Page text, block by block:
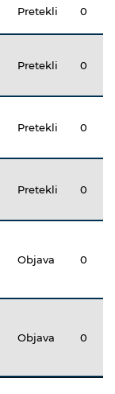
Pretekli 0
Pretekli 0
Pretekli 0
Pretekli 0
Objava 0
Objava 0